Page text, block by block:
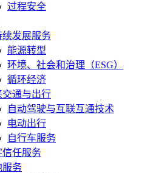
过程安全
续发展服务
能源转型
环境、社会和治理（ESG）
循环经济
交通与出行
自动驾驶与互联互通技术
电动出行
自行车服务
信任服务
服务